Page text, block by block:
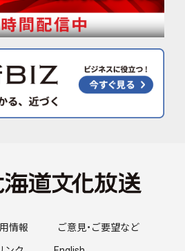
情報 ご意見・ご要望など